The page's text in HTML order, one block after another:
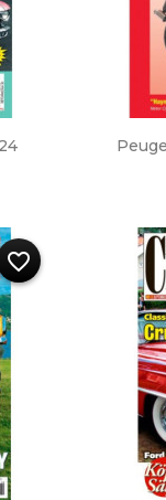
favorite_border